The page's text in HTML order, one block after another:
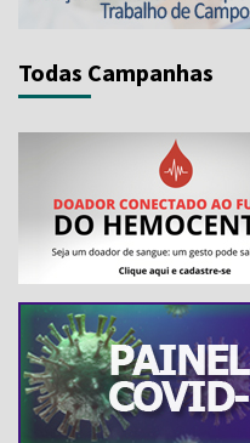
Todas Campanhas